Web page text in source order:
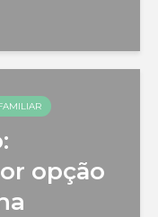
opção